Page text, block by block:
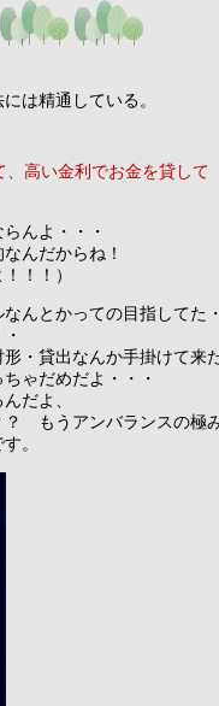
は精通している。
高い金利でお金を貸して
んよ・・・
んだからね！
！！）
んとかっての目指してた
・貸出なんか手掛けて来
ゃだめだよ・・・
だよ、
もうアンバランスの極
。